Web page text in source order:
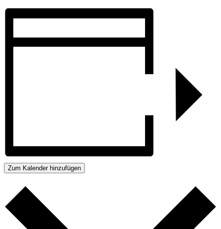
Zum Kalender hinzufügen